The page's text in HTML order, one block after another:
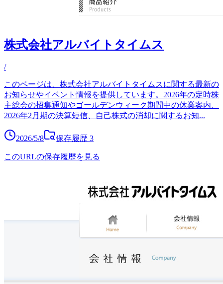
株式会社アルバイトタイムス
/
このページは、株式会社アルバイトタイムスに関する最新の
お知らせやイベント情報を提供しています。2026年の定時株
主総会の招集通知やゴールデンウィーク期間中の休業案内、
2026年2月期の決算短信、自己株式の消却に関するお知...
2026/5/8 保存履歴 3
このURLの保存履歴を見る